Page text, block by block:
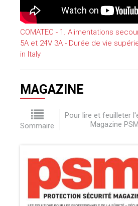
COMATEC - 1. Alimentations
5A et 24V 3A - Durée de vie
in Italy
MAGAZINE
Sommaire
Pour lire et feuilleter
Magazine PSM